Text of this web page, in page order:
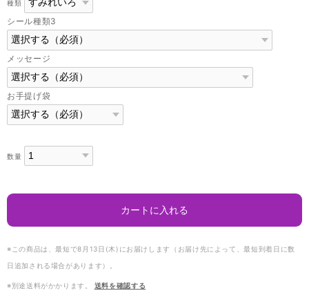
種類
シール種類3
メッセージ
お手提げ袋
数量
カートに入れる
※この商品は、最短で8月13日(木)にお届けします（お届け先によって、最短到着日に数
日追加される場合があります）。
※別途送料がかかります。 送料を確認する